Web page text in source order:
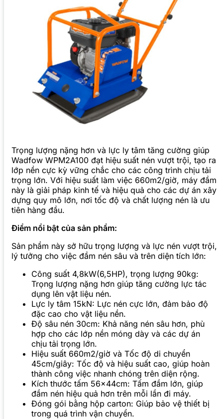
Trọng lượng nặng hơn và lực ly tâm tăng cường giúp
Wadfow WPM2A100 đạt hiệu suất nén vượt trội, tạo ra
lớp nền cực kỳ vững chắc cho các công trình chịu tải
trọng lớn. Với hiệu suất làm việc 660m2/giờ, máy đầm
này là giải pháp kinh tế và hiệu quả cho các dự án xây
dựng quy mô lớn, nơi tốc độ và chất lượng nén là ưu
tiên hàng đầu.
Điểm nổi bật của sản phẩm:
Sản phẩm này sở hữu trọng lượng và lực nén vượt trội,
lý tưởng cho việc đầm nén sâu và trên diện tích lớn:
Công suất 4,8kW(6,5HP), trọng lượng 90kg:
Trọng lượng nặng hơn giúp tăng cường lực tác
dụng lên vật liệu nén.
Lực ly tâm 15kN: Lực nén cực lớn, đảm bảo độ
đặc cao cho vật liệu nền.
Độ sâu nén 30cm: Khả năng nén sâu hơn, phù
hợp cho các lớp nền móng dày và các dự án
chịu tải trọng lớn.
Hiệu suất 660m2/giờ và Tốc độ di chuyển
45cm/giây: Tốc độ và hiệu suất cao, giúp hoàn
thành công việc nhanh chóng trên diện rộng.
Kích thước tấm 56x44cm: Tấm đầm lớn, giúp
đầm nén hiệu quả hơn trên mỗi lần đi máy.
Đóng gói bằng hộp carton: Giúp bảo vệ thiết bị
trong quá trình vận chuyển.